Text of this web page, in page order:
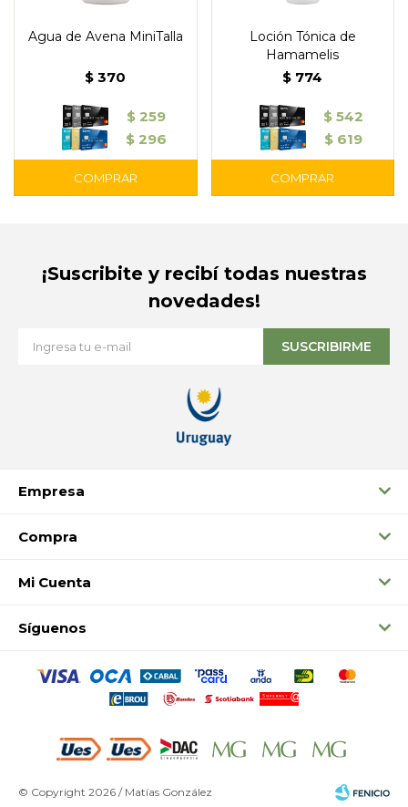
Agua de Avena MiniTalla
$ 370
$ 259
$ 296
Loción Tónica de
Hamamelis
$ 774
$ 542
$ 619
Empresa
Compra
Mi Cuenta
Síguenos
¡Suscribite y recibí todas nuestras
novedades!
SUSCRIBIRME
© Copyright 2026 / Matías González